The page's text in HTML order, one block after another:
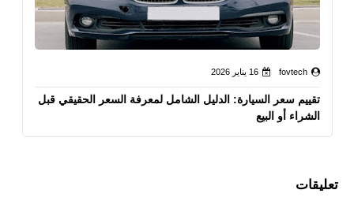
fovtech 16 يناير 2026
تقييم سعر السيارة: الدليل الشامل لمعرفة السعر الحقيقي قبل
الشراء أو البيع
تعليقات